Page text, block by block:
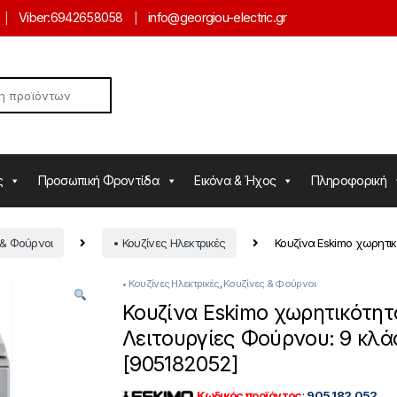
Viber:6942658058 info@georgiou-electric.gr
Προσωπική Φροντίδα Εικόνα & Ήχος Πληροφορική
Φούρνοι • Κουζίνες Ηλεκτρικές Κουζίνα Eskimo
• Κουζίνες Ηλεκτρικές Κουζίνες & Φούρνοι
Κουζίνα Eskimo
Λειτουργίες Φούρνου: 9
[905182052]